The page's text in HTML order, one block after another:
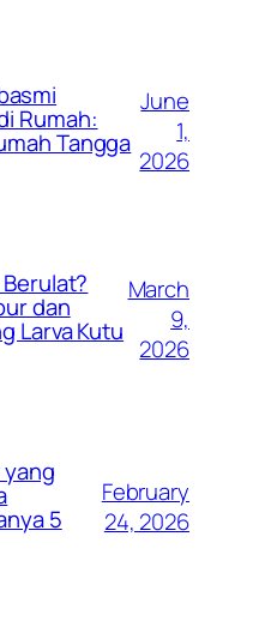
Rumah:
Tangga
June
1,
2026
dan
Larva Kutu
March
9,
2026
5
February
24, 2026